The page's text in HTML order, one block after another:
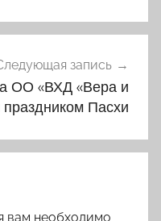
запись
ОО «ВХД «Вера и
праздником Пасхи
вам необходимо